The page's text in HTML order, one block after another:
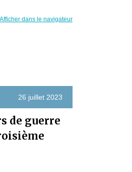
Afficher dans le navigateur
26 juillet 2023
de guerre